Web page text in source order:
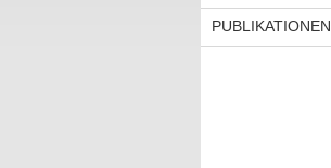
PUBLIKATIONEN